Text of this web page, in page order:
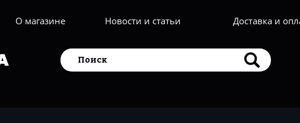
О магазине Новости и статьи Доставка и